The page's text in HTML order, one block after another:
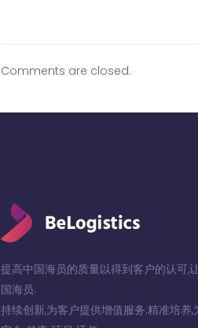
Comments are closed.
提高中国海员的质量以得到客户的认可,
国海员.
持续创新,为客户提供增值服务;精准培养